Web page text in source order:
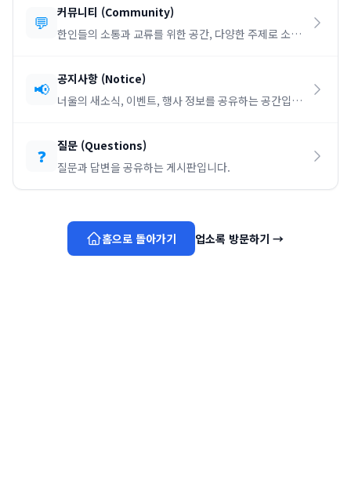
💬 커뮤니티 (Community)
한인들의 소통과 교류를 위한 공간, 다양한 주제로 소통
📢 공지사항 (Notice)
너울의 새소식, 이벤트, 행사 정보를 공유하는 공간입니
❓ 질문 (Questions)
질문과 답변을 공유하는 게시판입니다.
홈으로 돌아가기 업소록 방문하기 →